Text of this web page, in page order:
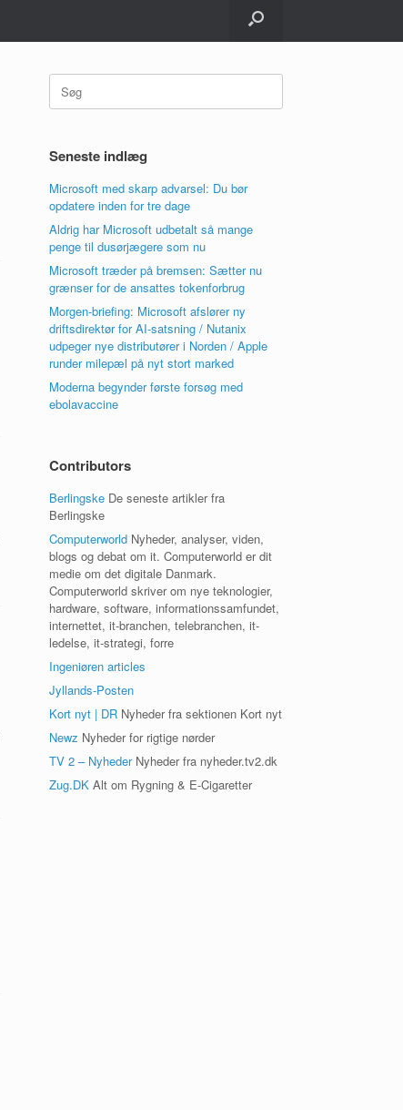
Søg
efter:
Seneste indlæg
Microsoft med skarp advarsel: Du bør
opdatere inden for tre dage
Aldrig har Microsoft udbetalt så mange
penge til dusørjægere som nu
Microsoft træder på bremsen: Sætter nu
grænser for de ansattes tokenforbrug
Morgen-briefing: Microsoft afslører ny
driftsdirektør for AI-satsning / Nutanix
udpeger nye distributører i Norden / Apple
runder milepæl på nyt stort marked
Moderna begynder første forsøg med
ebolavaccine
Contributors
Berlingske De seneste artikler fra
Berlingske
Computerworld Nyheder, analyser, viden,
blogs og debat om it. Computerworld er dit
medie om det digitale Danmark.
Computerworld skriver om nye teknologier,
hardware, software, informationssamfundet,
internettet, it-branchen, telebranchen, it-
ledelse, it-strategi, forre
Ingeniøren articles
Jyllands-Posten
Kort nyt | DR Nyheder fra sektionen Kort nyt
Newz Nyheder for rigtige nørder
TV 2 – NyhederNyheder fra nyheder.tv2.dk
Zug.DK Alt om Rygning & E-Cigaretter